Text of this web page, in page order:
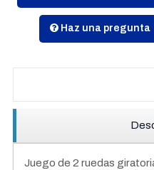
Haz una pregunta
Juego de 2 ruedas